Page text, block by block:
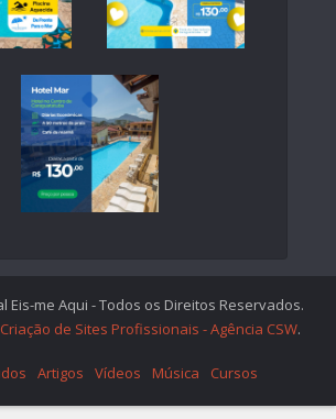
Eis-me Aqui - Todos os Direitos Reservados.
Criação de Sites Profissionais - Agência CSW.
Artigos Vídeos Música Cursos